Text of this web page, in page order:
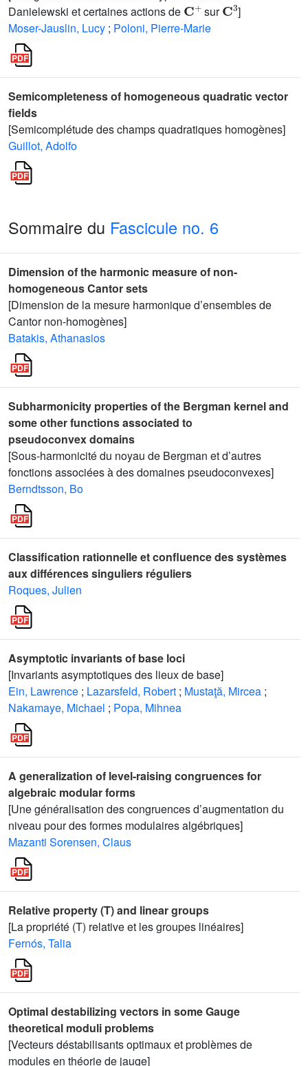
Danielewski et certaines actions de
sur
]
Moser-Jauslin, Lucy ; Poloni, Pierre-Marie
Semicompleteness of homogeneous quadratic vector
fields
[Semicomplétude des champs quadratiques homogènes]
Guillot, Adolfo
Sommaire du Fascicule no. 6
Dimension of the harmonic measure of non-
homogeneous Cantor sets
[Dimension de la mesure harmonique d’ensembles de
Cantor non-homogènes]
Batakis, Athanasios
Subharmonicity properties of the Bergman kernel and
some other functions associated to
pseudoconvex domains
[Sous-harmonicité du noyau de Bergman et d’autres
fonctions associées à des domaines pseudoconvexes]
Berndtsson, Bo
Classification rationnelle et confluence des systèmes
aux différences singuliers réguliers
Roques, Julien
Asymptotic invariants of base loci
[Invariants asymptotiques des lieux de base]
Ein, Lawrence ; Lazarsfeld, Robert ; Mustaţă, Mircea ;
Nakamaye, Michael ; Popa, Mihnea
A generalization of level-raising congruences for
algebraic modular forms
[Une généralisation des congruences d’augmentation du
niveau pour des formes modulaires algébriques]
Mazanti Sorensen, Claus
Relative property (T) and linear groups
[La propriété (T) relative et les groupes linéaires]
Fernós, Talia
Optimal destabilizing vectors in some Gauge
theoretical moduli problems
[Vecteurs déstabilisants optimaux et problèmes de
modules en théorie de jauge]